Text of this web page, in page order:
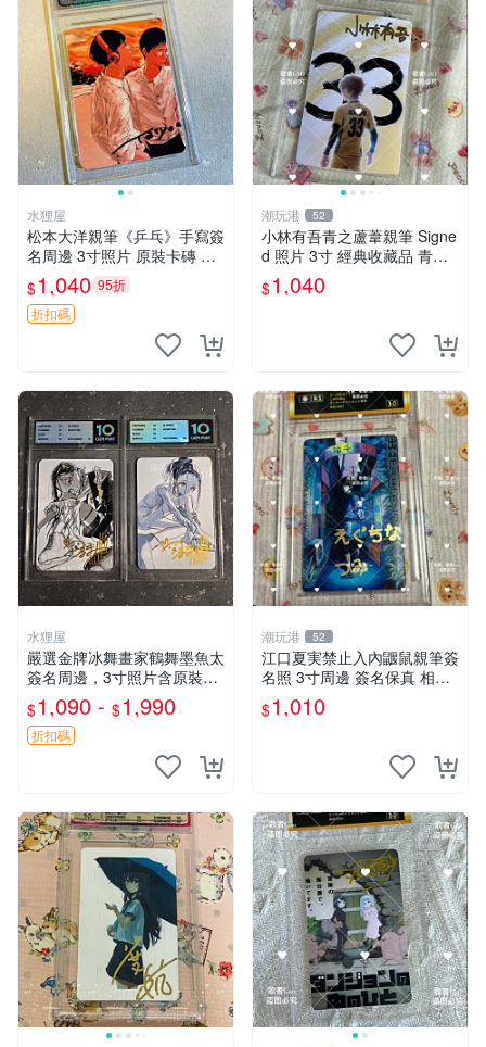
水狸屋
松本大洋親筆《乒乓》手寫簽
名周邊 3寸照片 原裝卡磚 收
藏好物 乒乓 The Animation
松本大洋 簽名 周邊 注記：此
商品為作者親筆簽名，附原
$1,040 95折
折扣碼
潮玩港 52
小林有吾青之蘆葦親筆 Signe
d 照片 3寸 經典收藏品 青之
蘆葦限量版 周邊 相框裝裱 青
之蘆葦 簽名照 小林有吾
$1,040
水狸屋
嚴選金牌冰舞畫家鶴舞墨魚太
簽名周邊，3寸照片含原裝卡
磚。收藏自用，面簽確保證
實。 冰舞 簽名 周邊
$1,090 - $1,990
折扣碼
潮玩港 52
江口夏実禁止入內鼴鼠親筆簽
名照 3寸周邊 簽名保真 相框
包裝 禁止入內 麵簽 周邊 親
筆簽名 時尚周邊 原裝卡磚
$1,010